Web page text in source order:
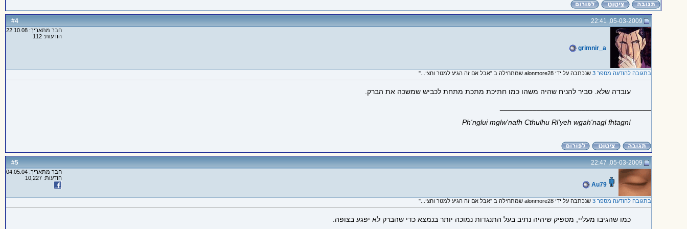
#
4 05-03-2009, 22:41
grimnir_a
חבר מתאריך: 22.10.08
הודעות: 112
בתגובה להודעה מספר 3 שנכתבה על ידי alonmore28 שמתחילה ב "אבל אם זה הגיע למטר וחצי..."
עובדה שלא. סביר להניח שהיה משהו כמו חתיכת מתכת מתחת לכביש שמשכה את הברק.
!Ph'nglui mglw'nafh Cthulhu Rl'yeh wgah'nagl fhtagn
#
5 05-03-2009, 22:47
Au79
חבר מתאריך: 04.05.04
הודעות: 10,227
בתגובה להודעה מספר 3 שנכתבה על ידי alonmore28 שמתחילה ב "אבל אם זה הגיע למטר וחצי..."
כמו שהגיבו מעליי, מספיק שיהיה נתיב בעל התנגדות נמוכה יותר בנמצא כדי שהברק לא יפגע בצופה.